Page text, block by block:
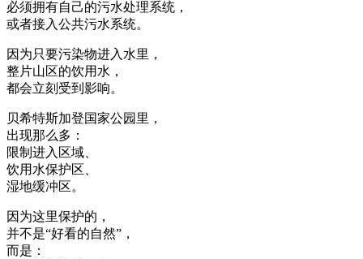
必须拥有自己的污水处理系统，
或者接入公共污水系统。
因为只要污染物进入水里，
整片山区的饮用水，
都会立刻受到影响。
贝希特斯加登国家公园里，
出现那么多：
限制进入区域、
饮用水保护区、
湿地缓冲区。
因为这里保护的，
并不是“好看的自然”，
而是：